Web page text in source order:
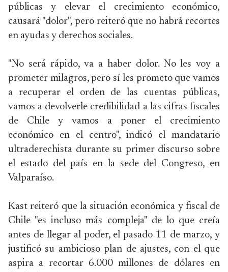
públicas y elevar el crecimiento económico,
causará "dolor", pero reiteró que no habrá recortes
en ayudas y derechos sociales.
"No será rápido, va a haber dolor. No les voy a
prometer milagros, pero sí les prometo que vamos
a recuperar el orden de las cuentas públicas,
vamos a devolverle credibilidad a las cifras fiscales
de Chile y vamos a poner el crecimiento
económico en el centro", indicó el mandatario
ultraderechista durante su primer discurso sobre
el estado del país en la sede del Congreso, en
Valparaíso.
Kast reiteró que la situación económica y fiscal de
Chile "es incluso más compleja" de lo que creía
antes de llegar al poder, el pasado 11 de marzo, y
justificó su ambicioso plan de ajustes, con el que
aspira a recortar 6.000 millones de dólares en